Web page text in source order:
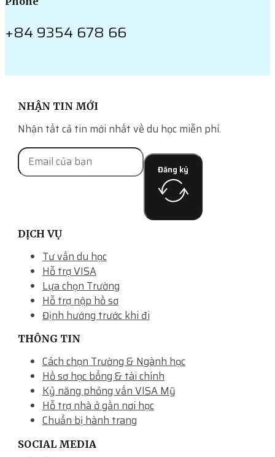
+84 9354 678 66
NHẬN TIN MỚI
Nhận tất cả tin mới nhất về du học miễn phí.
Đăng ký
DỊCH VỤ
Tư vấn du học
Hỗ trợ VISA
Lựa chọn Trường
Hỗ trợ nộp hồ sơ
Định hướng trước khi đi
THÔNG TIN
Cách chọn Trường & Ngành học
Hồ sơ học bổng & tài chính
Kỷ năng phỏng vấn VISA Mỹ
Hỗ trợ nhà ở gần nơi học
Chuẩn bị hành trang
SOCIAL MEDIA